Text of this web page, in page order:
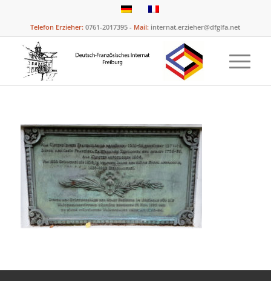
Telefon Erzieher: 0761-2017395 - Mail: internat.erzieher@dfglfa.net